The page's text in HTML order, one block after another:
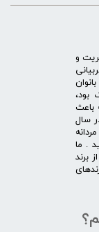
و
بود،
باعث
سال
. ما
برند